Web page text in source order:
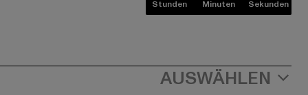
Stunden Minuten Sekunden
AUSWÄHLEN